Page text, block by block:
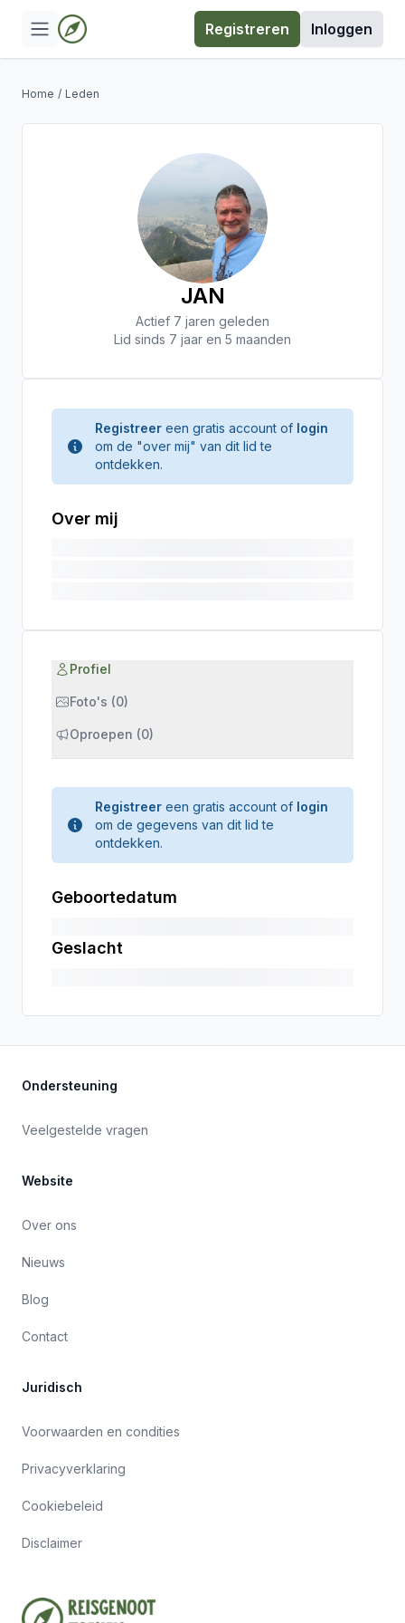
Registreren Inloggen
Home / Leden
JAN
Actief 7 jaren geleden
Lid sinds 7 jaar en 5 maanden
Registreer een gratis account of login
om de "over mij" van dit lid te
ontdekken.
Over mij
Profiel
Foto's (0)
Oproepen (0)
Registreer een gratis account of login
om de gegevens van dit lid te
ontdekken.
Geboortedatum
Geslacht
Ondersteuning
Veelgestelde vragen
Website
Over ons
Nieuws
Blog
Contact
Juridisch
Voorwaarden en condities
Privacyverklaring
Cookiebeleid
Disclaimer